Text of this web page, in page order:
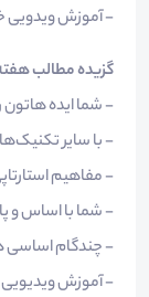
- آموزش
گزیده مطالب
- شما ایده
- با سایر
- مفاهیم
- شما با اساس و
- چندگام اساسی